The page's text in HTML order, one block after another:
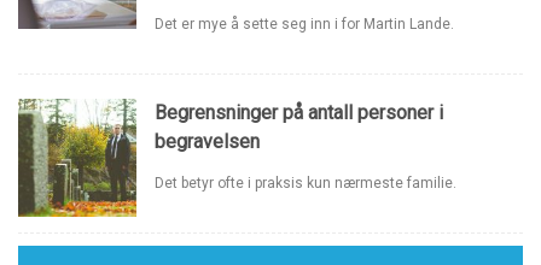
Det er mye å sette seg inn i for Martin Lande.
Begrensninger på antall personer i
begravelsen
Det betyr ofte i praksis kun nærmeste familie.